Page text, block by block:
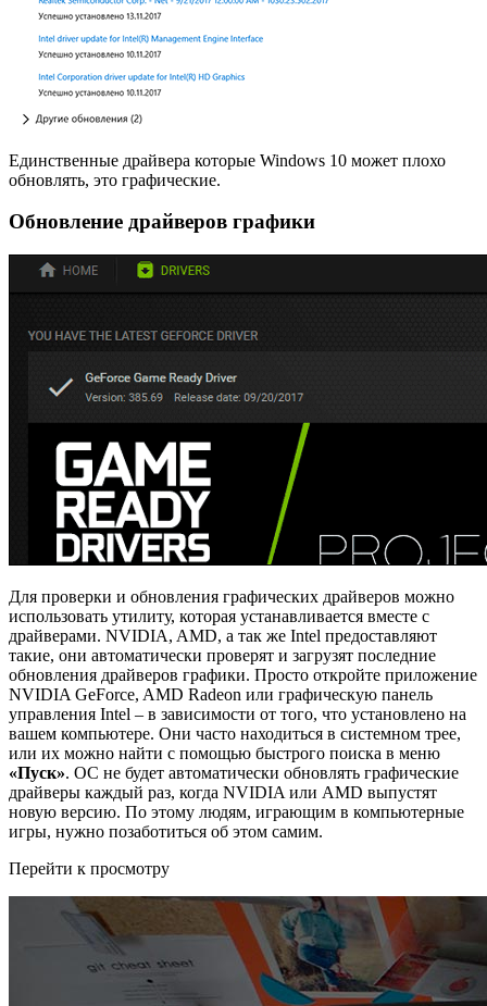
Единственные драйвера которые Windows 10 может плохо
обновлять, это графические.
Обновление драйверов графики
Для проверки и обновления графических драйверов можно
использовать утилиту, которая устанавливается вместе с
драйверами. NVIDIA, AMD, а так же Intel предоставляют
такие, они автоматически проверят и загрузят последние
обновления драйверов графики. Просто откройте приложение
NVIDIA GeForce, AMD Radeon или графическую панель
управления Intel – в зависимости от того, что установлено на
вашем компьютере. Они часто находиться в системном трее,
или их можно найти с помощью быстрого поиска в меню
«Пуск». ОС не будет автоматически обновлять графические
драйверы каждый раз, когда NVIDIA или AMD выпустят
новую версию. По этому людям, играющим в компьютерные
игры, нужно позаботиться об этом самим.
Перейти к просмотру